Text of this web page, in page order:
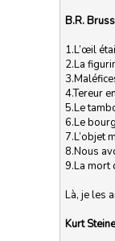
B.R. Bruss
1.L’œil
2.La
4.Tereur
5.Le
6.Le
7.L’objet
8.Nous
9.La mort
Là, je les
Kurt